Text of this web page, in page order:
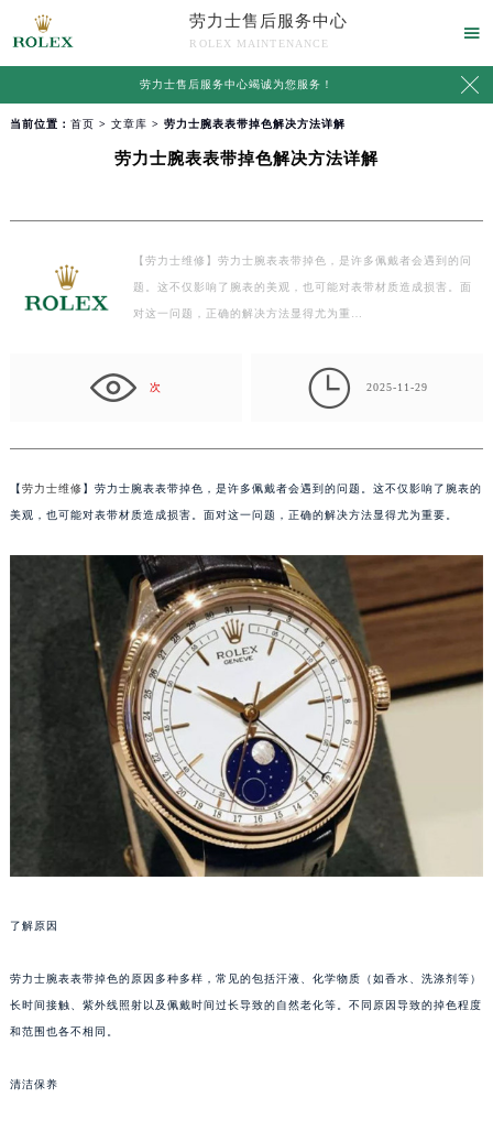
劳力士售后服务中心
ROLEX MAINTENANCE

劳力士售后服务中心竭诚为您服务！ 
当前位置： 首页 > 文章库 > 劳力士腕表表带掉色解决方法详解
劳力士腕表表带掉色解决方法详解
【劳力士维修】劳力士腕表表带掉色，是许多佩戴者会遇到的问
题。这不仅影响了腕表的美观，也可能对表带材质造成损害。面
对这一问题，正确的解决方法显得尤为重…
次  2025-11-29
【劳力士维修】劳力士腕表表带掉色，是许多佩戴者会遇到的问题。这不仅影响了腕表的
美观，也可能对表带材质造成损害。面对这一问题，正确的解决方法显得尤为重要。
了解原因
劳力士腕表表带掉色的原因多种多样，常见的包括汗液、化学物质（如香水、洗涤剂等）
长时间接触、紫外线照射以及佩戴时间过长导致的自然老化等。不同原因导致的掉色程度
和范围也各不相同。
清洁保养